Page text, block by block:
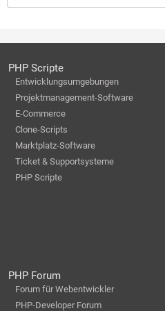
PHP Scripte
Entwicklungsumgebungen
Projektmanagement-Software
E-Commerce
Clone-Scripts
Marktplatz-Software
Ticket & Supportsysteme
PHP Scripte
PHP Forum
Forum für Webentwickler
PHP-Developer Forum